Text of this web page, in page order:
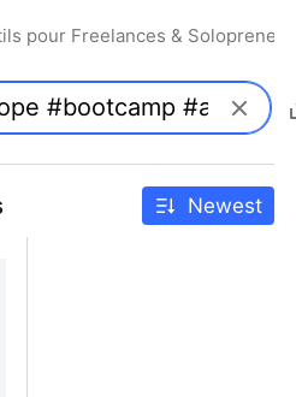
pour Freelances &
Newest